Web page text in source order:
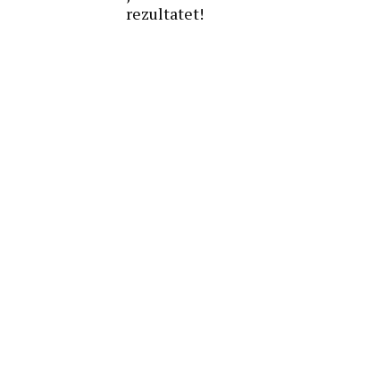
rezultatet!